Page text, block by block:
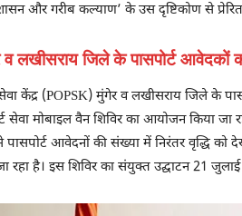
और गरीब कल्याण’ के उस दृष्टिकोण से
लखीसराय जिले के पासपोर्ट आवेदकों
केंद्र (POPSK) मुंगेर व लखीसराय जिले के
सेवा मोबाइल वैन शिविर का आयोजन किया
आवेदनों की संख्या में निरंतर वृद्धि को
रहा है। इस शिविर का संयुक्त उद्घाटन 21 जुलाई